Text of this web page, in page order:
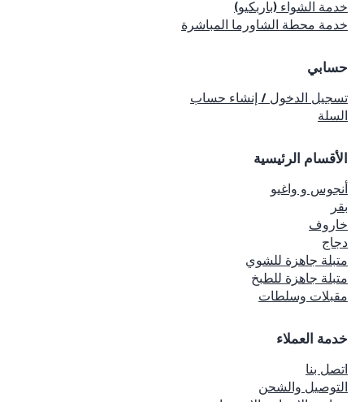
خدمة الشواء (باربكيو)
خدمة محطة الشاورما المباشرة
حسابي
تسجيل الدخول / إنشاء حساب
السلة
الأقسام الرئيسية
أنجوس و واغيو
بقر
خاروف
دجاج
متبلة جاهزة للشوي
متبلة جاهزة للطبخ
مقبلات وسلطات
خدمة العملاء
اتصل بنا
التوصيل والشحن